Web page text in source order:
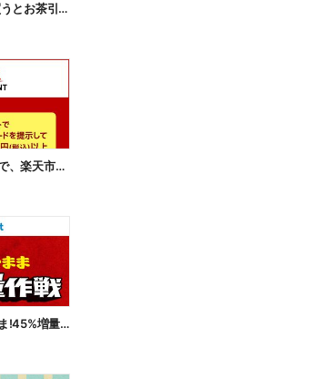
【無料引換券!】焼き麺買うとお茶引換券貰える!
楽天ポイントカード提示で、楽天市場でのお買い物がおトクに!
【おトク】お値段そのまま!45%増量作戦!